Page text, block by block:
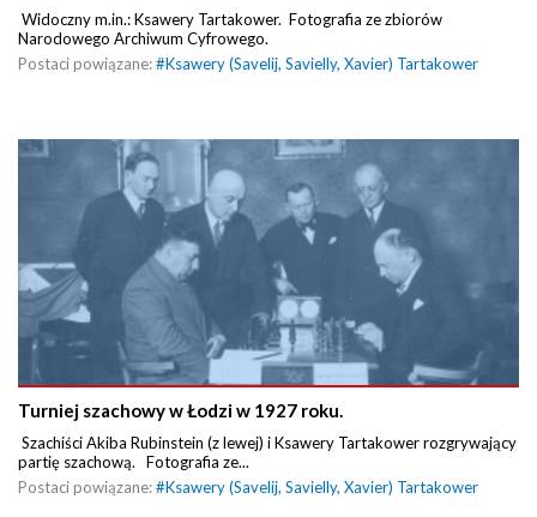
Widoczny m.in.: Ksawery Tartakower. Fotografia ze zbiorów
Narodowego Archiwum Cyfrowego.
Postaci powiązane:#Ksawery (Savelij, Savielly, Xavier) Tartakower
Turniej szachowy w Łodzi w 1927 roku.
Szachiści Akiba Rubinstein (z lewej) i Ksawery Tartakower rozgrywający
partię szachową. Fotografia ze...
Postaci powiązane:#Ksawery (Savelij, Savielly, Xavier) Tartakower